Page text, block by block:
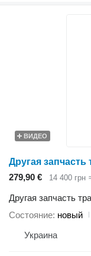
ВИДЕО
279,90 € 14 400 грн
Другая запчасть
Состояние новый
Украина